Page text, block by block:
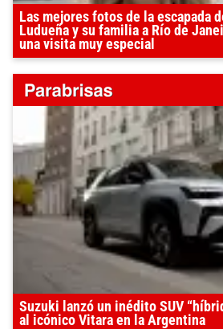
Las mejores fotos de la escapada
Ludueña y su familia a Río de
una visita muy especial
Suzuki lanzó un inédito SUV
al icónico Vitara en la Argentina